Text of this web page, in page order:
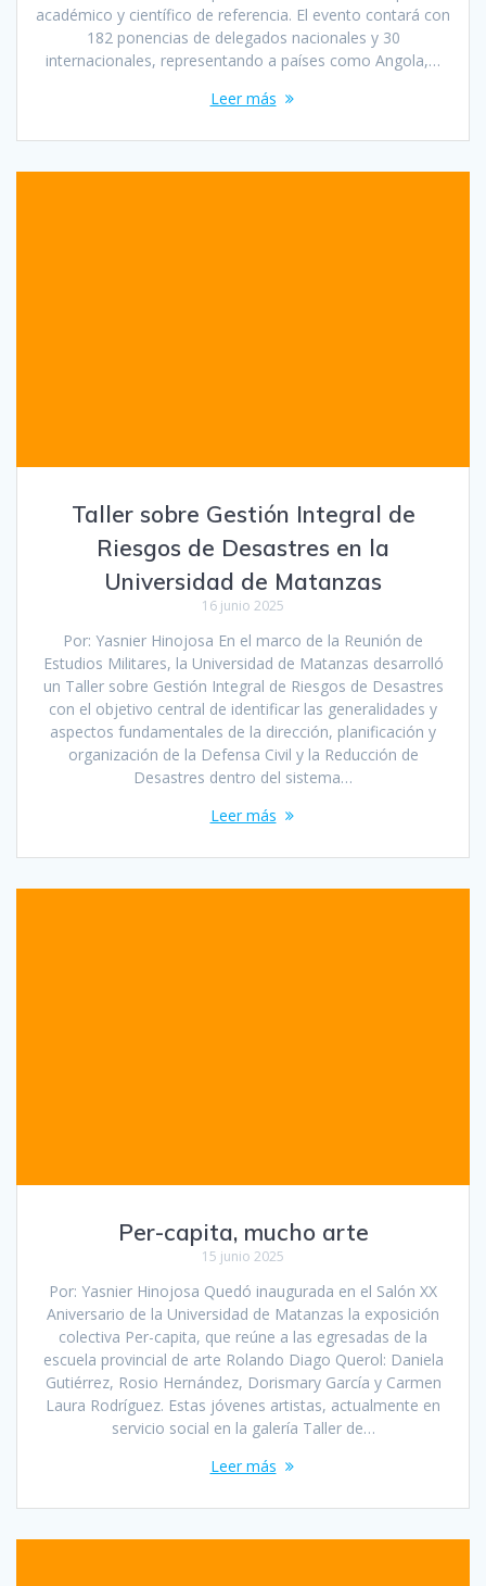
académico y científico de referencia. El evento contará con
182 ponencias de delegados nacionales y 30
internacionales, representando a países como Angola,…
Leer más
Taller sobre Gestión Integral de
Riesgos de Desastres en la
Universidad de Matanzas
16 junio 2025
Por: Yasnier Hinojosa En el marco de la Reunión de
Estudios Militares, la Universidad de Matanzas desarrolló
un Taller sobre Gestión Integral de Riesgos de Desastres
con el objetivo central de identificar las generalidades y
aspectos fundamentales de la dirección, planificación y
organización de la Defensa Civil y la Reducción de
Desastres dentro del sistema…
Leer más
Per-capita, mucho arte
15 junio 2025
Por: Yasnier Hinojosa Quedó inaugurada en el Salón XX
Aniversario de la Universidad de Matanzas la exposición
colectiva Per-capita, que reúne a las egresadas de la
escuela provincial de arte Rolando Diago Querol: Daniela
Gutiérrez, Rosio Hernández, Dorismary García y Carmen
Laura Rodríguez. Estas jóvenes artistas, actualmente en
servicio social en la galería Taller de…
Leer más